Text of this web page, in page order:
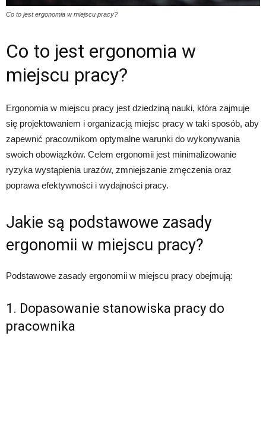
Co to jest ergonomia w miejscu pracy?
Co to jest ergonomia w
miejscu pracy?
Ergonomia w miejscu pracy jest dziedziną nauki, która zajmuje
się projektowaniem i organizacją miejsc pracy w taki sposób, aby
zapewnić pracownikom optymalne warunki do wykonywania
swoich obowiązków. Celem ergonomii jest minimalizowanie
ryzyka wystąpienia urazów, zmniejszanie zmęczenia oraz
poprawa efektywności i wydajności pracy.
Jakie są podstawowe zasady
ergonomii w miejscu pracy?
Podstawowe zasady ergonomii w miejscu pracy obejmują:
1. Dopasowanie stanowiska pracy do
pracownika